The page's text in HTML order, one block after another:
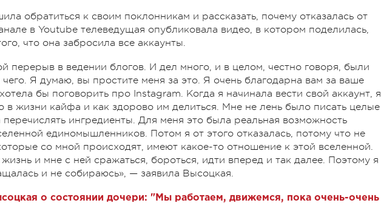
обратиться к своим поклонникам и рассказать, почему отказалась от
в Youtube телеведущая опубликовала видео, в котором поделилась,
что она забросила все аккаунты.
перерыв в ведении блогов. И дел много, и в целом, честно говоря, были
Я думаю, вы простите меня за это. Я очень благодарна вам за ваше
бы поговорить про Instagram. Когда я начинала вести свой аккаунт, я
в жизни кайфа и как здорово им делиться. Мне не лень было писать целые
ингредиенты. Для меня это была реальная возможность
единомышленников. Потом я от этого отказалась, потому что не
со мной происходят, имеют какое-то отношение к этой вселенной.
и мне с ней сражаться, бороться, идти вперед и так далее. Поэтому я
и не собираюсь», — заявила Высоцкая.
о состоянии дочери: "Мы работаем, движемся, пока очень-очень